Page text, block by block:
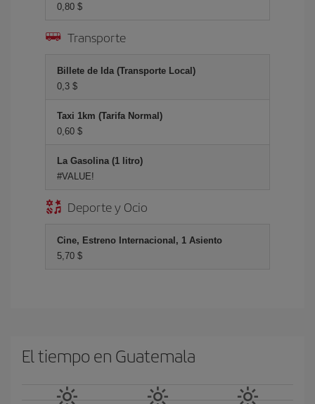
0,80 $
Transporte
Billete de Ida (Transporte Local)
0,3 $
Taxi 1km (Tarifa Normal)
0,60 $
La Gasolina (1 litro)
#VALUE!
Deporte y Ocio
Cine, Estreno Internacional, 1 Asiento
5,70 $
El tiempo en Guatemala